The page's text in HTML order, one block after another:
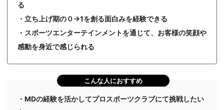
る
・立ち上げ期の０→1を創る面白みを経験できる
・スポーツエンターテインメントを通じて、お客様の笑顔や
感動を身近で感じられる
こんな人におすすめ
・MDの経験を活かしてプロスポーツクラブにて挑戦したい